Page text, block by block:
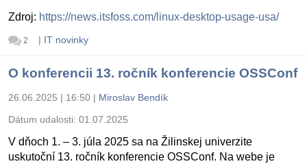
Zdroj: https://news.itsfoss.com/linux-desktop-usage-usa/
2 | IT novinky
O konferencii 13. ročník konferencie OSSConf
26.06.2025 | 16:50 | Miroslav Bendík
Dátum udalosti: 01.07.2025
V dňoch 1. – 3. júla 2025 sa na Žilinskej univerzite
uskutoční 13. ročník konferencie OSSConf. Na webe je